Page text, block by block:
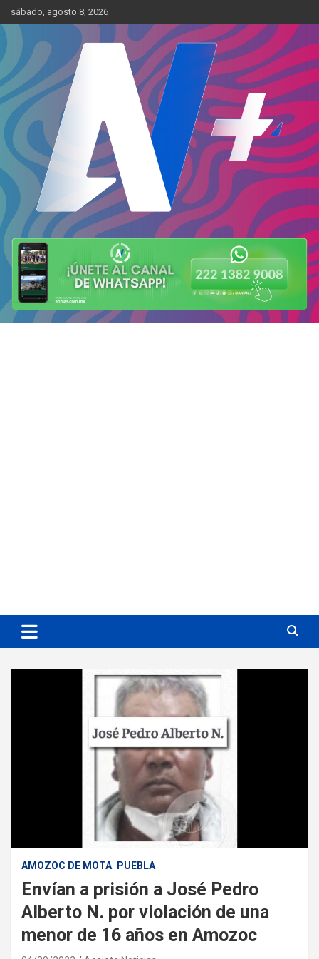
Skip
to
content
sábado, agosto 8, 2026
AN Más
Más cerca de ti
AMOZOC DE MOTA PUEBLA
Envían a prisión a José Pedro
Alberto N. por violación de una
menor de 16 años en Amozoc